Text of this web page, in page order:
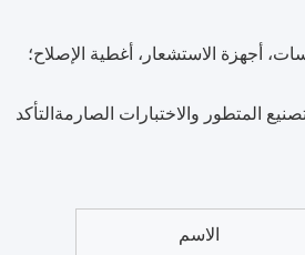
المتطور والاختبارات الصارمةالتأكد
الاسم